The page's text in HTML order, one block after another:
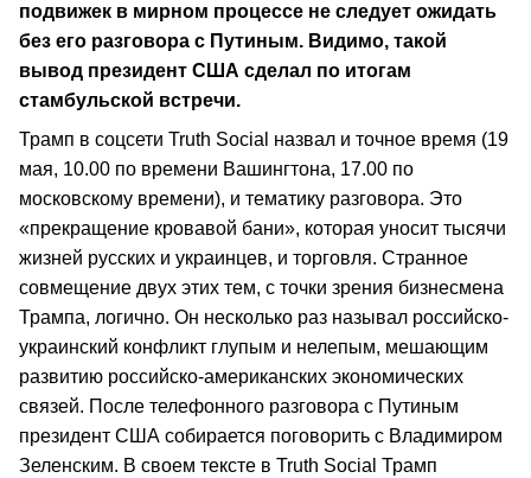
подвижек в мирном процессе не следует ожидать
без его разговора с Путиным. Видимо, такой
вывод президент США сделал по итогам
стамбульской встречи.
Трамп в соцсети Truth Social назвал и точное время (19
мая, 10.00 по времени Вашингтона, 17.00 по
московскому времени), и тематику разговора. Это
«прекращение кровавой бани», которая уносит тысячи
жизней русских и украинцев, и торговля. Странное
совмещение двух этих тем, с точки зрения бизнесмена
Трампа, логично. Он несколько раз называл российско-
украинский конфликт глупым и нелепым, мешающим
развитию российско-американских экономических
связей. После телефонного разговора с Путиным
президент США собирается поговорить с Владимиром
Зеленским. В своем тексте в Truth Social Трамп